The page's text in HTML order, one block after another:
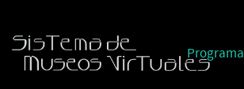
Programa